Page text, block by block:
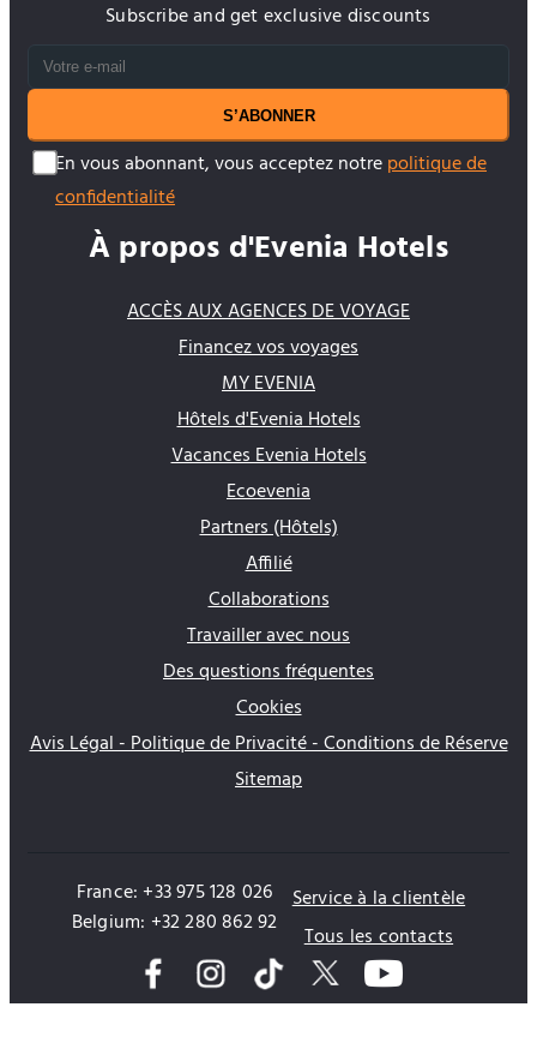
Subscribe and get exclusive discounts
S’ABONNER
En vous abonnant, vous acceptez notrepolitique de
confidentialité
À propos d'Evenia Hotels
ACCÈS AUX AGENCES DE VOYAGE
Financez vos voyages
MY EVENIA
Hôtels d'Evenia Hotels
Vacances Evenia Hotels
Ecoevenia
Partners (Hôtels)
Affilié
Collaborations
Travailler avec nous
Des questions fréquentes
Cookies
Avis Légal - Politique de Privacité - Conditions de Réserve
Sitemap
France: +33 975 128 026
Belgium: +32 280 862 92
Service à la clientèle
Tous les contacts